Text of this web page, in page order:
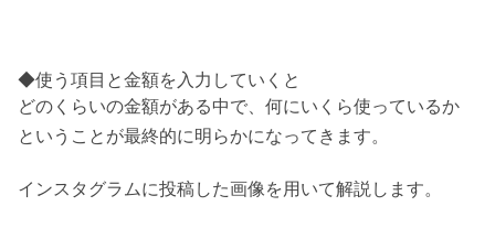
◆使う項目と金額を入力していくと
どのくらいの金額がある中で、何にいくら使っているか
ということが最終的に明らかになってきます。
インスタグラムに投稿した画像を用いて解説します。